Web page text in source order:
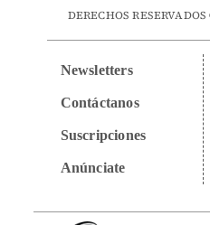
DERECHOS
Newsletters
Contáctanos
Suscripciones
Anúnciate